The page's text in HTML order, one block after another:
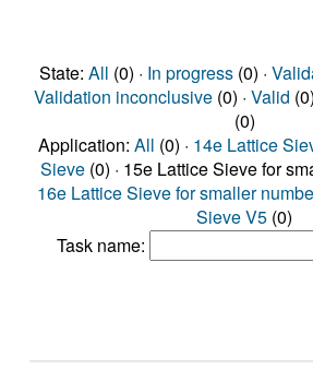
State: All (0) · In progress(0) ·
Validation inconclusive(0) · Valid
(0)
Application: All (0) · 14e Lattice
Sieve (0) · 15e Lattice Sieve for
16e Lattice Sieve for smaller
Sieve V5 (0)
Task name: